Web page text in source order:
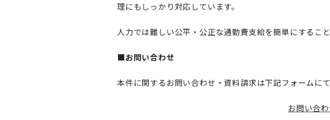
理にもしっかり対応しています。
人力では難しい公平・公正な通勤費支給を簡単にするこ
■お問い合わせ
本件に関するお問い合わせ・資料請求は下記フォームにて
お問い合